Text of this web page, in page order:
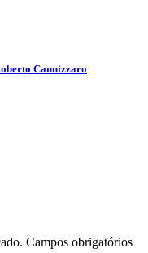
Cannizzaro
Campos obrigatórios